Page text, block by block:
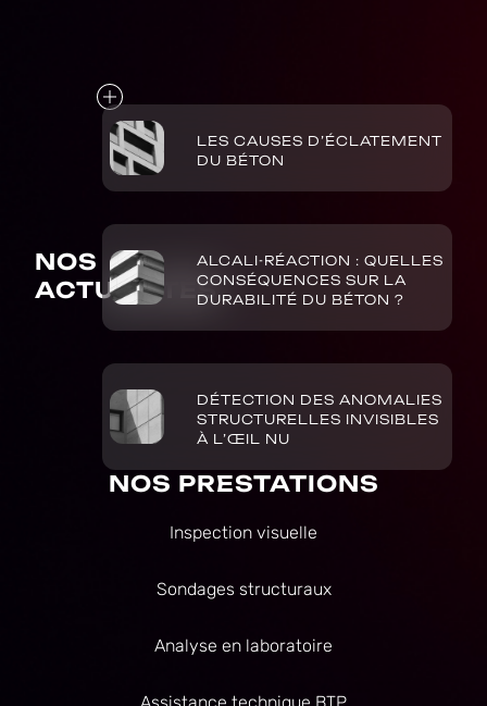
NOS
ACTUALITÉS
LES CAUSES D’ÉCLATEMENT
DU BÉTON
ALCALI-RÉACTION : QUELLES
CONSÉQUENCES SUR LA
DURABILITÉ DU BÉTON ?
DÉTECTION DES ANOMALIES
STRUCTURELLES INVISIBLES
À L’ŒIL NU
NOS PRESTATIONS
Inspection visuelle
Sondages structuraux
Analyse en laboratoire
Assistance technique BTP